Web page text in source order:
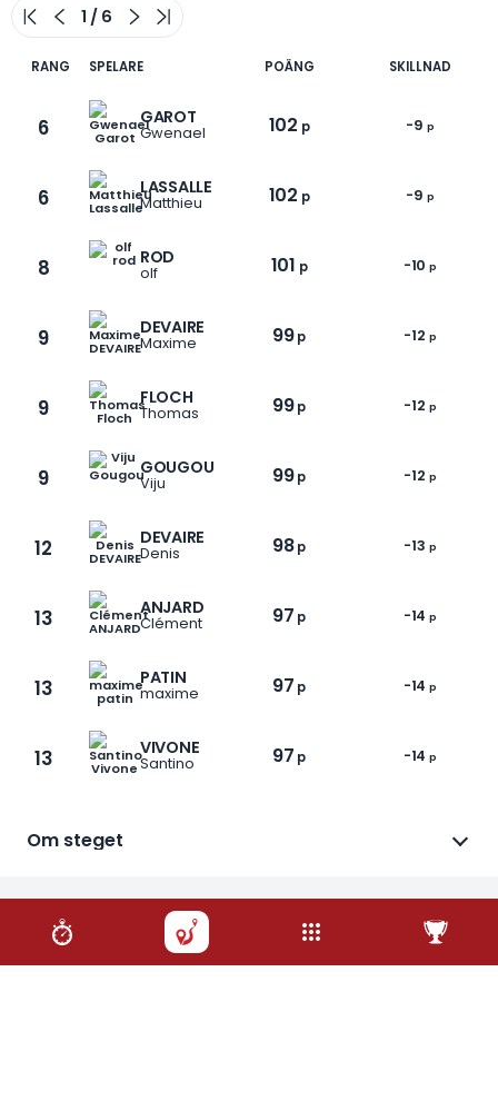
1 / 6
RANG SPELARE POÄNG SKILLNAD
6 GAROT
Gwenael 102 p -9 p
6 LASSALLE
Matthieu 102 p -9 p
8 ROD
olf 101 p -10 p
9 DEVAIRE
Maxime 99 p -12 p
9 FLOCH
Thomas 99 p -12 p
9 GOUGOU
Viju 99 p -12 p
12 DEVAIRE
Denis 98 p -13 p
13 ANJARD
Clément 97 p -14 p
13 PATIN
maxime 97 p -14 p
13 VIVONE
Santino 97 p -14 p
Om steget